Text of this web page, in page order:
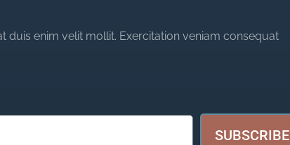
enim velit mollit. Exercitation veniam consequat
SUBSCRIBE